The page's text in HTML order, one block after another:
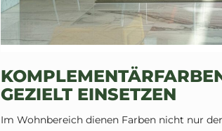
GEZIELT EINSETZEN
Im Wohnbereich dienen Farben nicht nur